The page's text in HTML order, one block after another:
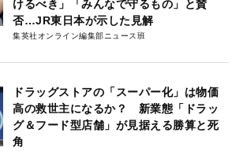
けるべき」「みんなで守るもの」と賛
否…JR東日本が示した見解
集英社オンライン編集部ニュース班
ドラッグストアの「スーパー化」は物価
高の救世主になるか？ 新業態「ドラッ
グ＆フード型店舗」が見据える勝算と死
角